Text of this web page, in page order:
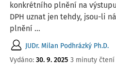
konkrétního plnění na
DPH uznat jen tehdy, jsou-li
plnění ...
JUDr. Milan Podhrázký Ph.D.
Vydáno: 30. 9. 2025 3 minuty čtení